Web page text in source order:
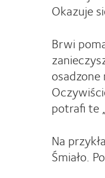
Okazuje
Brwi
potrafi te
Na
Śmiało.